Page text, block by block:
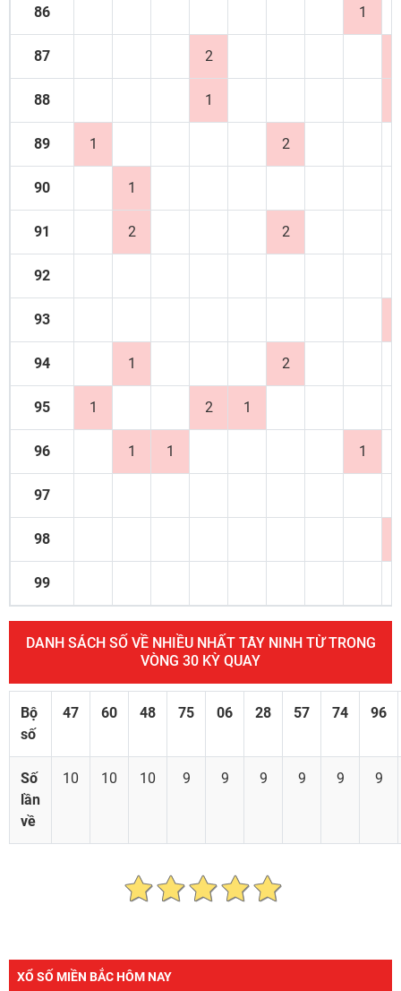
XỔ SỐ MIỀN BẮC HÔM NAY
86 1
87 2
88 1
89 1 2
90 1
91 2 2
92
93
94 1 2
95 1 2 1
96 1 1 1
97
98
99
DANH SÁCH SỐ VỀ NHIỀU NHẤT TÂY NINH TỪ TRONG
VÒNG 30 KỲ QUAY
Bộ
số
47 60 48 75 06 28 57 74 96
Số
lần
về
10 10 10 9 9 9 9 9 9